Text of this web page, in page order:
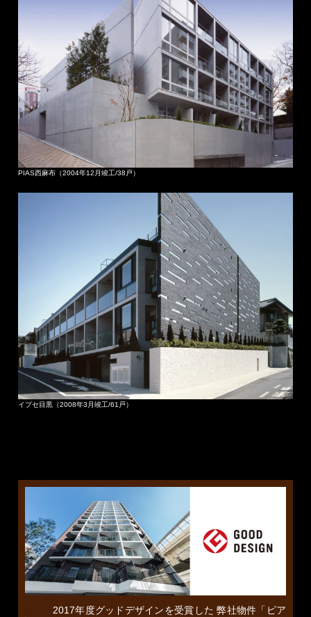
PIAS西麻布（2004年12月竣工/38戸）
イプセ目黒（2008年3月竣工/61戸）
2017年度グッドデザインを受賞した 弊社物件「ピア